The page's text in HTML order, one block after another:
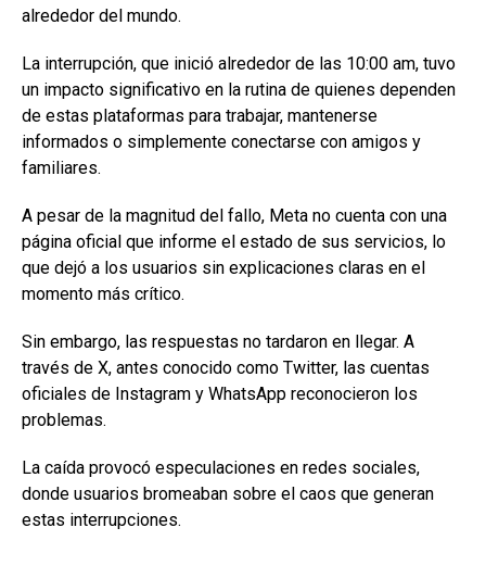
alrededor del mundo.
La interrupción, que inició alrededor de las 10:00 am, tuvo
un impacto significativo en la rutina de quienes dependen
de estas plataformas para trabajar, mantenerse
informados o simplemente conectarse con amigos y
familiares.
A pesar de la magnitud del fallo, Meta no cuenta con una
página oficial que informe el estado de sus servicios, lo
que dejó a los usuarios sin explicaciones claras en el
momento más crítico.
Sin embargo, las respuestas no tardaron en llegar. A
través de X, antes conocido como Twitter, las cuentas
oficiales de Instagram y WhatsApp reconocieron los
problemas.
La caída provocó especulaciones en redes sociales,
donde usuarios bromeaban sobre el caos que generan
estas interrupciones.